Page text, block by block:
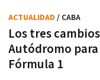
Los tres
Autódromo
Fórmula 1
ACTUALIDAD / CABA